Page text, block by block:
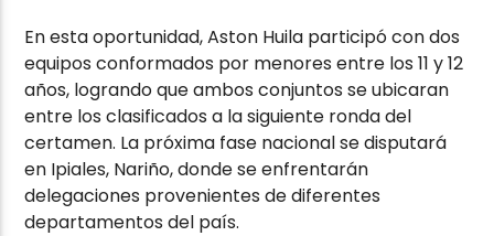
En esta oportunidad, Aston Huila participó con dos
equipos conformados por menores entre los 11 y 12
años, logrando que ambos conjuntos se ubicaran
entre los clasificados a la siguiente ronda del
certamen. La próxima fase nacional se disputará
en Ipiales, Nariño, donde se enfrentarán
delegaciones provenientes de diferentes
departamentos del país.